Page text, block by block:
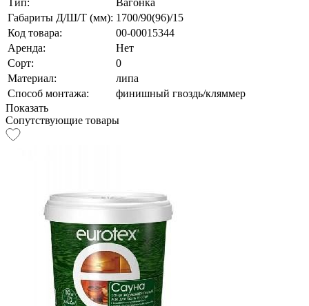
Габариты Д/Ш/Т (мм): 1700/90(96)/15
Код товара:
00-00015344
Аренда:
Нет
Сорт:
0
Материал:
липа
Способ монтажа:
финишный гвоздь/кляммер
Показать
Сопутствующие товары